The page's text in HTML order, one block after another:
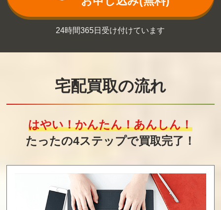
もえろツイン
ビー シナモン博
脱獄
ンドウェア
買取価格
テム）
買取価格 買取価格
ドラゴンファイ
NYニャンキーズ フェラーリ
24時間365日受け付けています
宅配買取の流れ
はやい！かんたん！あんしん！
たったの4ステップで買取完了！